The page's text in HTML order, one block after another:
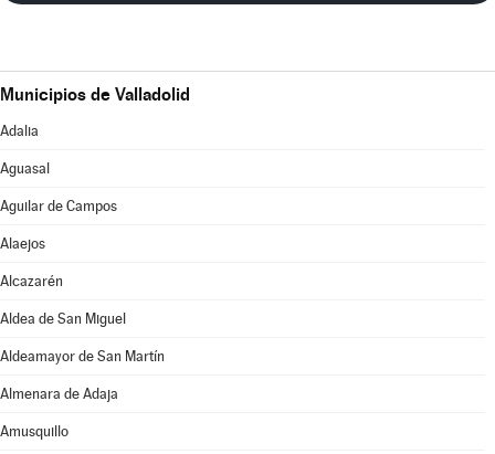
Municipios de Valladolid
Adalia
Aguasal
Aguilar de Campos
Alaejos
Alcazarén
Aldea de San Miguel
Aldeamayor de San Martín
Almenara de Adaja
Amusquillo